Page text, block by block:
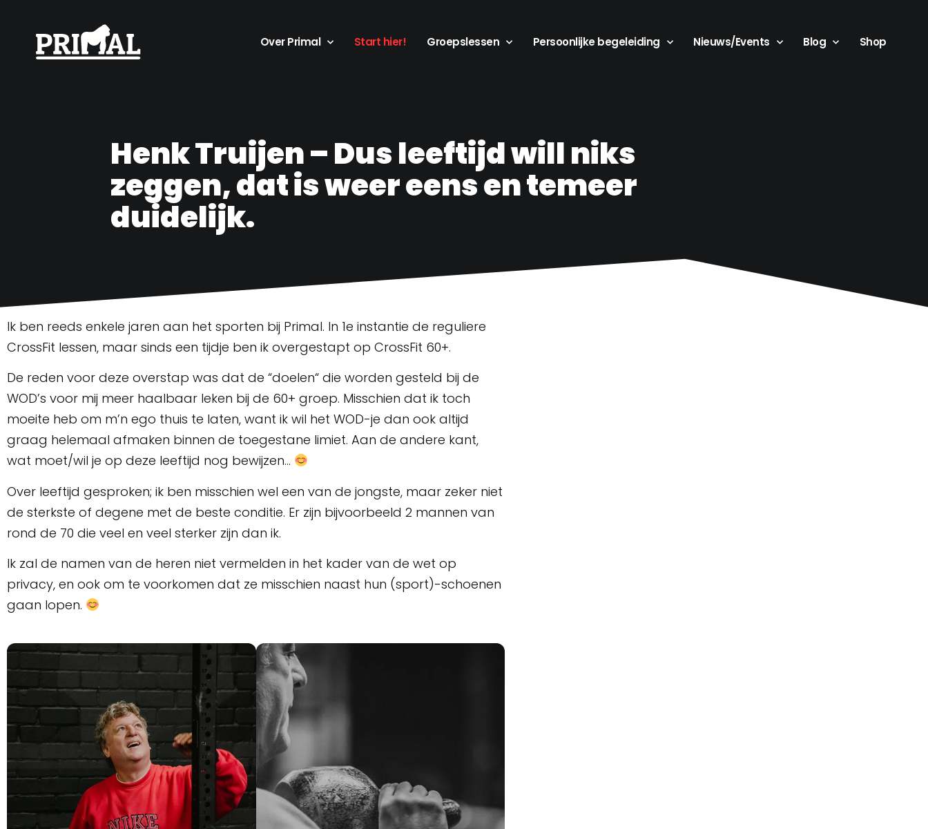
Over Primal Start hier! Groepslessen Persoonlijke begeleiding Nieuws/Events Blog Shop
Henk Truijen – Dus leeftijd will niks
zeggen, dat is weer eens en temeer
duidelijk.
Ik ben reeds enkele jaren aan het sporten bij Primal. In 1e instantie de reguliere
CrossFit lessen, maar sinds een tijdje ben ik overgestapt op CrossFit 60+.
De reden voor deze overstap was dat de “doelen“ die worden gesteld bij de
WOD’s voor mij meer haalbaar leken bij de 60+ groep. Misschien dat ik toch
moeite heb om m’n ego thuis te laten, want ik wil het WOD-je dan ook altijd
graag helemaal afmaken binnen de toegestane limiet. Aan de andere kant,
wat moet/wil je op deze leeftijd nog bewijzen…
Over leeftijd gesproken; ik ben misschien wel een van de jongste, maar zeker niet
de sterkste of degene met de beste conditie. Er zijn bijvoorbeeld 2 mannen van
rond de 70 die veel en veel sterker zijn dan ik.
Ik zal de namen van de heren niet vermelden in het kader van de wet op
privacy, en ook om te voorkomen dat ze misschien naast hun (sport)-schoenen
gaan lopen.